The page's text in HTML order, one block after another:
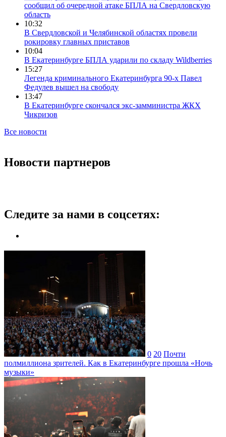
сообщил об очередной атаке БПЛА на Свердловскую
область
10:32
В Свердловской и Челябинской областях провели
рокировку главных приставов
10:04
В Екатеринбурге БПЛА ударили по складу Wildberries
15:27
Легенда криминального Екатеринбурга 90-х Павел
Федулев вышел на свободу
13:47
В Екатеринбурге скончался экс-замминистра ЖКХ
Чикризов
Все новости
Новости партнеров
Следите за нами в соцсетях:
0 20 Почти
полмиллиона зрителей. Как в Екатеринбурге прошла «Ночь
музыки»